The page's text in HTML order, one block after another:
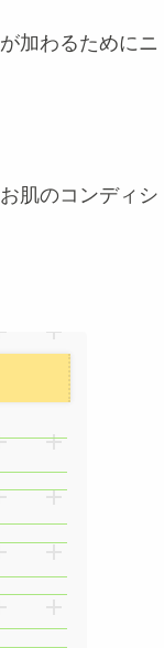
加わるためにニ
肌のコンディシ